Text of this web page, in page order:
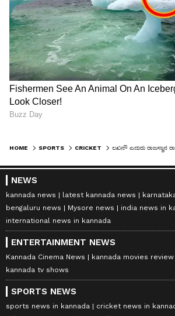
HOME SPORTS CRICKET
NEWS
kannada news latest kannada news
bengaluru news
Mysore news
india news in
international news in kannada
ENTERTAINMENT NEWS
Kannada Cinema News kannada movies review
kannada tv shows
SPORTS NEWS
sports news in kannada
cricket news in